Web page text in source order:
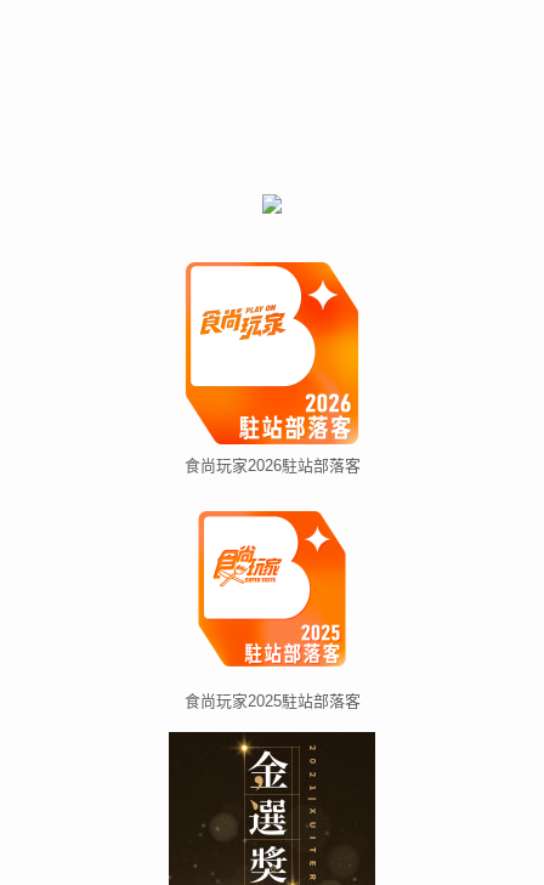
食尚玩家2026駐站部落客
食尚玩家2025駐站部落客